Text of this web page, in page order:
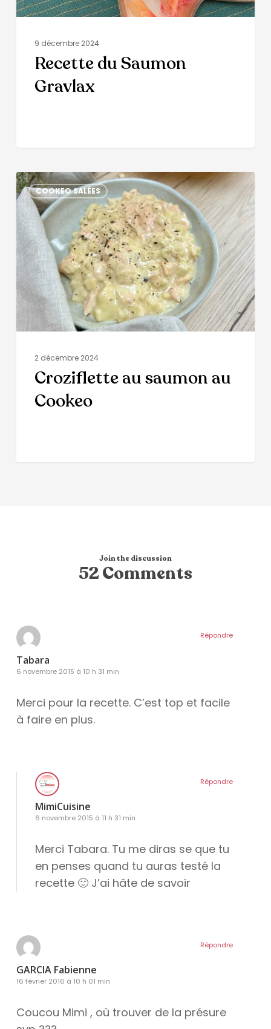
9 décembre 2024
Recette du Saumon
Gravlax
COOKEO SALÉES
2 décembre 2024
Croziflette au saumon au
Cookeo
Join the discussion
52 Comments
Tabara
6 novembre 2015 à 10 h 31 min
Merci pour la recette. C’est top et facile
à faire en plus.
Répondre
MimiCuisine
6 novembre 2015 à 11 h 31 min
Merci Tabara. Tu me diras se que tu
en penses quand tu auras testé la
recette 🙂 J’ai hâte de savoir
Répondre
GARCIA Fabienne
16 février 2016 à 10 h 01 min
Coucou Mimi , où trouver de la présure
Répondre